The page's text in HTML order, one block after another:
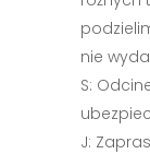
nie
S:
J: